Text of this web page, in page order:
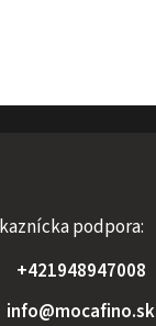
podpora:
+421948947008
info@mocafino.sk